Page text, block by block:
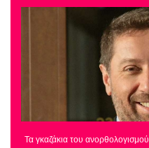
Τα γκαζάκια του ανορθολογισμού